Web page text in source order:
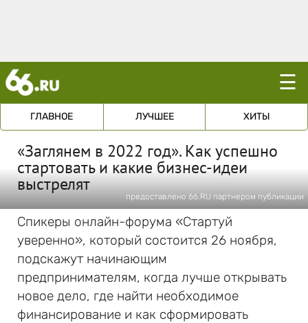
☰
ГЛАВНОЕ ЛУЧШЕЕ ХИТЫ
«Заглянем в 2022 год». Как успешно
стартовать и какие бизнес-идеи
выстрелят
предоставлено 66.RU партнером публикации
Спикеры онлайн-форума «Стартуй
уверенно», который состоится 26 ноября,
подскажут начинающим
предпринимателям, когда лучше открывать
новое дело, где найти необходимое
финансирование и как сформировать